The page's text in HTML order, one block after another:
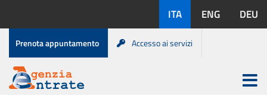
contenuto
disponibili:
ITA ENG DEU
Menu
di
servizio
Prenota appuntamento Accesso ai servizi
Apri
menu